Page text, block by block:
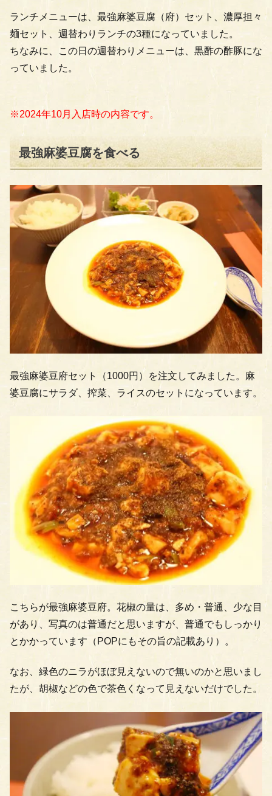
ランチメニューは、最強麻婆豆腐（府）セット、濃厚担々
麺セット、週替わりランチの3種になっていました。
ちなみに、この日の週替わりメニューは、黒酢の酢豚にな
っていました。
※2024年10月入店時の内容です。
最強麻婆豆腐を食べる
最強麻婆豆府セット（1000円）を注文してみました。麻
婆豆腐にサラダ、搾菜、ライスのセットになっています。
こちらが最強麻婆豆府。花椒の量は、多め・普通、少な目
があり、写真のは普通だと思いますが、普通でもしっかり
とかかっています（POPにもその旨の記載あり）。
なお、緑色のニラがほぼ見えないので無いのかと思いまし
たが、胡椒などの色で茶色くなって見えないだけでした。